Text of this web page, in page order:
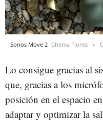
Sonos Move 2 Chema Flores
Lo consigue gracias al
que, gracias a los
posición en el espacio
adaptar y optimizar la